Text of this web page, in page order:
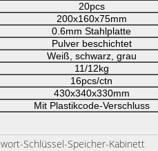
20pcs
200x160x75mm
0.6mm Stahlplatte
Pulver beschichtet
Weiß, schwarz, grau
11/12kg
16pcs/ctn
430x340x330mm
Mit Plastikcode-Verschluss
Schlüssel-Speicher-Kabinett